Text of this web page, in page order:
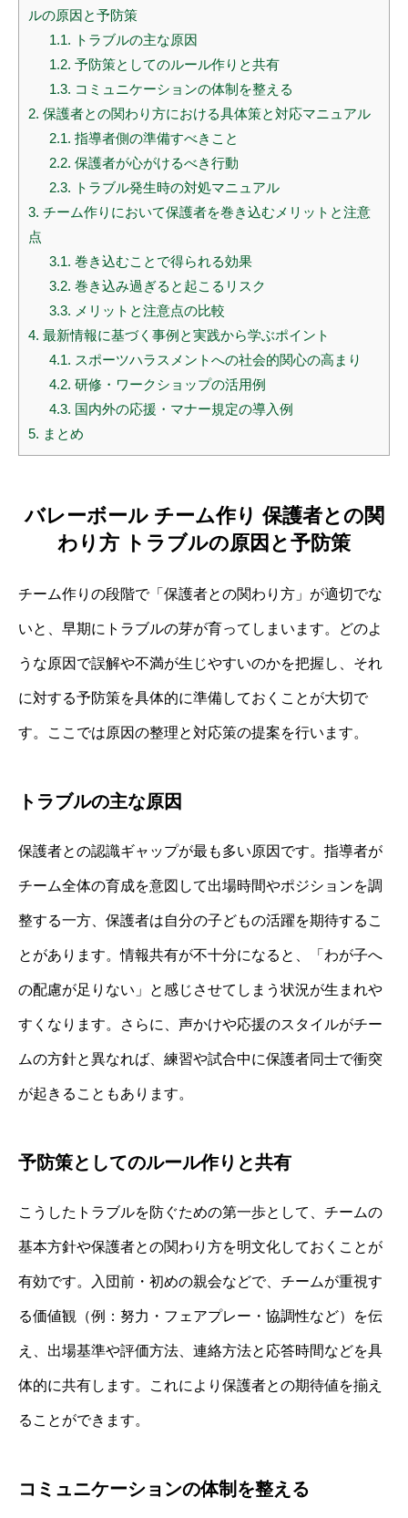
ルの原因と予防策
1.1. トラブルの主な原因
1.2. 予防策としてのルール作りと共有
1.3. コミュニケーションの体制を整える
2. 保護者との関わり方における具体策と対応マニュアル
2.1. 指導者側の準備すべきこと
2.2. 保護者が心がけるべき行動
2.3. トラブル発生時の対処マニュアル
3. チーム作りにおいて保護者を巻き込むメリットと注意
点
3.1. 巻き込むことで得られる効果
3.2. 巻き込み過ぎると起こるリスク
3.3. メリットと注意点の比較
4. 最新情報に基づく事例と実践から学ぶポイント
4.1. スポーツハラスメントへの社会的関心の高まり
4.2. 研修・ワークショップの活用例
4.3. 国内外の応援・マナー規定の導入例
5. まとめ
バレーボール チーム作り 保護者との関
わり方 トラブルの原因と予防策
チーム作りの段階で「保護者との関わり方」が適切でな
いと、早期にトラブルの芽が育ってしまいます。どのよ
うな原因で誤解や不満が生じやすいのかを把握し、それ
に対する予防策を具体的に準備しておくことが大切で
す。ここでは原因の整理と対応策の提案を行います。
トラブルの主な原因
保護者との認識ギャップが最も多い原因です。指導者が
チーム全体の育成を意図して出場時間やポジションを調
整する一方、保護者は自分の子どもの活躍を期待するこ
とがあります。情報共有が不十分になると、「わが子へ
の配慮が足りない」と感じさせてしまう状況が生まれや
すくなります。さらに、声かけや応援のスタイルがチー
ムの方針と異なれば、練習や試合中に保護者同士で衝突
が起きることもあります。
予防策としてのルール作りと共有
こうしたトラブルを防ぐための第一歩として、チームの
基本方針や保護者との関わり方を明文化しておくことが
有効です。入団前・初めの親会などで、チームが重視す
る価値観（例：努力・フェアプレー・協調性など）を伝
え、出場基準や評価方法、連絡方法と応答時間などを具
体的に共有します。これにより保護者との期待値を揃え
ることができます。
コミュニケーションの体制を整える